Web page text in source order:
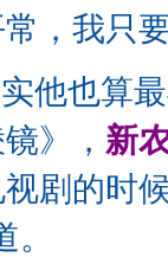
，我只
他也算
》， 新
剧的时